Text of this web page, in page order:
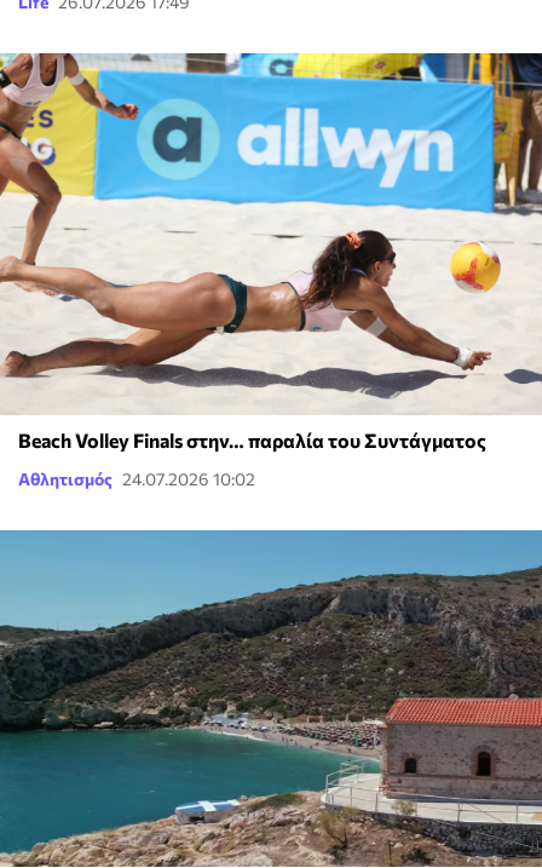
Beach Volley Finals στην… παραλία του Συντάγματος
Αθλητισμός 24.07.2026 10:02